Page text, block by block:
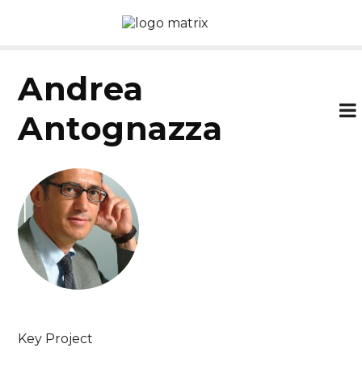
Andrea
Antognazza
Key Project